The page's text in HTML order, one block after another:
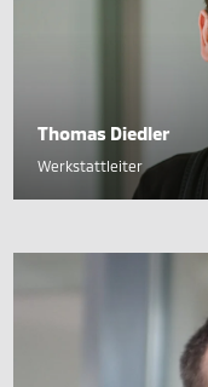
Thomas Diedler
Werkstattleiter